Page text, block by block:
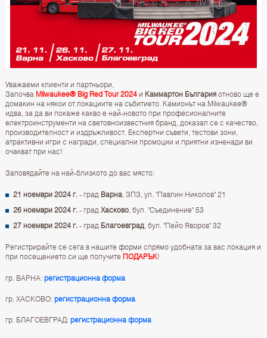
Уважаеми клиенти и партньори,
Започва Milwaukee® Big Red Tour 2024и Каммартон Българияотново ще е
домакин на някои от локациите на събитието. Камионът на Milwaukee®
идва, за да ви покаже какво е най-новото при професионалните
електроинструменти на световноизвестния бранд, доказал се с качество,
производителност и издръжливост. Експертни съвети, тестови зони,
атрактивни игри с награди, специални промоции и приятни изненади ви
очакват при нас!
Заповядайте на най-близкото до вас място:
21 ноември 2024 г.- град Варна, ЗПЗ, ул. "Павлин Николов" 21
26 ноември 2024 г.- град Хасково, бул. "Съединение" 53
27 ноември 2024 г.- град Благоевград, бул. "Пейо Яворов" 32
Регистрирайте се сега в нашите форми спрямо удобната за вас локация и
при посещението си ще получите ПОДАРЪК!
гр. ВАРНА: регистрационна форма
гр. ХАСКОВО: регистрационна форма
гр. БЛАГОЕВГРАД: регистрационна форма